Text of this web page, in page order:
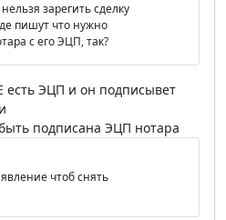
зарегить сделку
пишут что нужно
с его ЭЦП, так?
есть ЭЦП и он подписывет
подписана ЭЦП нотара
чтоб снять